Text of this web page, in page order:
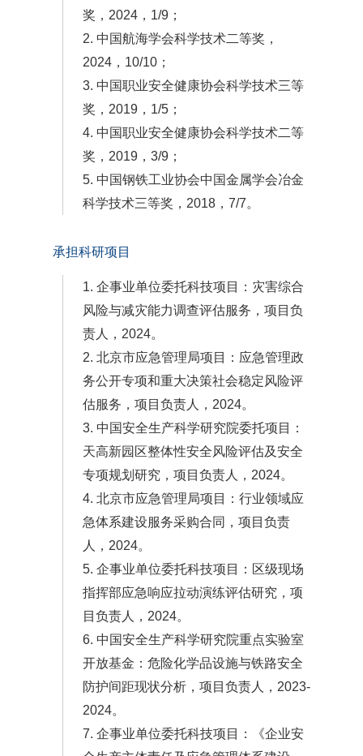
奖，2024，1/9；
2. 中国航海学会科学技术二等奖，
2024，10/10；
3. 中国职业安全健康协会科学技术三等
奖，2019，1/5；
4. 中国职业安全健康协会科学技术二等
奖，2019，3/9；
5. 中国钢铁工业协会中国金属学会冶金
科学技术三等奖，2018，7/7。
承担科研项目
1. 企事业单位委托科技项目：灾害综合
风险与减灾能力调查评估服务，项目负
责人，2024。
2. 北京市应急管理局项目：应急管理政
务公开专项和重大决策社会稳定风险评
估服务，项目负责人，2024。
3. 中国安全生产科学研究院委托项目：
天高新园区整体性安全风险评估及安全
专项规划研究，项目负责人，2024。
4. 北京市应急管理局项目：行业领域应
急体系建设服务采购合同，项目负责
人，2024。
5. 企事业单位委托科技项目：区级现场
指挥部应急响应拉动演练评估研究，项
目负责人，2024。
6. 中国安全生产科学研究院重点实验室
开放基金：危险化学品设施与铁路安全
防护间距现状分析，项目负责人，2023-
2024。
7. 企事业单位委托科技项目：《企业安